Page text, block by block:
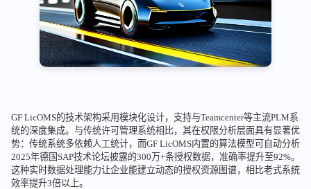
GF LicOMS的技术架构采用模块化设计，支持与Teamcenter等主流PLM系
统的深度集成。与传统许可管理系统相比，其在权限分析层面具有显著优
势：传统系统多依赖人工统计，而GF LicOMS内置的算法模型可自动分析
2025年德国SAP技术论坛披露的300万+条授权数据，准确率提升至92%。
这种实时数据处理能力让企业能建立动态的授权资源图谱，相比老式系统
效率提升3倍以上。